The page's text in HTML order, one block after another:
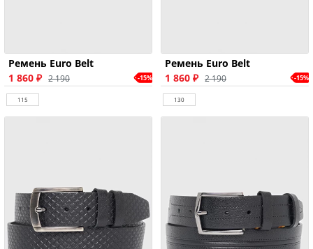
Ремень Euro Belt
1 860 ₽ 2 190 -15%
115
Ремень Euro Belt
1 860 ₽ 2 190 -15%
130